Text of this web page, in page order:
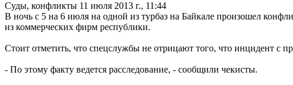
Суды, конфликты 11 июля 2013 г., 11:44
В ночь с 5 на 6 июля на одной из турбаз на Байкале произошел
из коммерческих фирм республики.
Стоит отметить, что спецслужбы не отрицают того, что инцидент с
- По этому факту ведется расследование, - сообщили чекисты.